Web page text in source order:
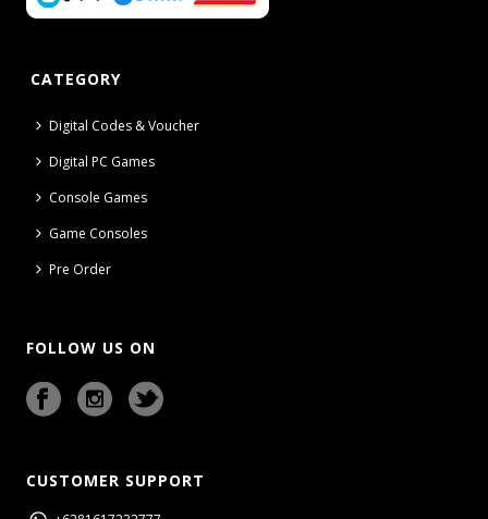
CATEGORY
Digital Codes & Voucher
Digital PC Games
Console Games
Game Consoles
Pre Order
FOLLOW US ON
CUSTOMER SUPPORT